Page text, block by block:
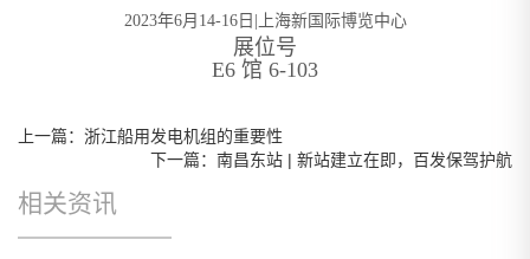
2023年6月14-16日|上海新国际博览中心
展位号
E6 馆 6-103
上一篇：浙江船用发电机组的重要性
下一篇：南昌东站 | 新站建立在即，百发保驾护航
相关资讯